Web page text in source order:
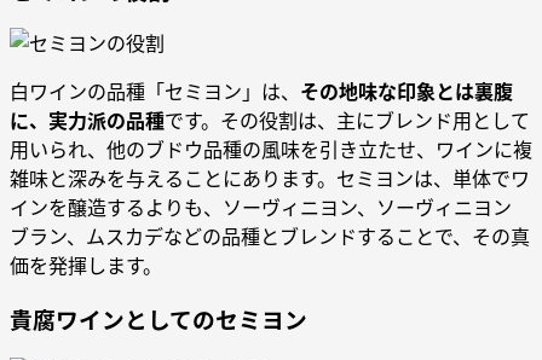
白ワインの品種「セミヨン」は、 その地味な印象とは裏腹
に、実力派の品種です。その役割は、主にブレンド用として
用いられ、他のブドウ品種の風味を引き立たせ、ワインに複
雑味と深みを与えることにあります。セミヨンは、単体でワ
インを醸造するよりも、ソーヴィニヨン、ソーヴィニヨン
ブラン、ムスカデなどの品種とブレンドすることで、その真
価を発揮します。
貴腐ワインとしてのセミヨン